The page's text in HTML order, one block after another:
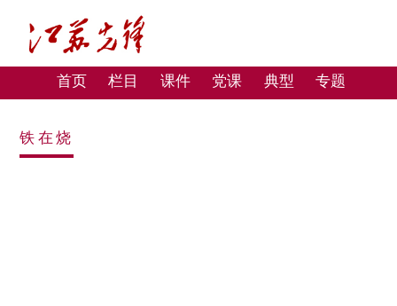
首页 栏目 课件 党课 典型 专题
铁在烧